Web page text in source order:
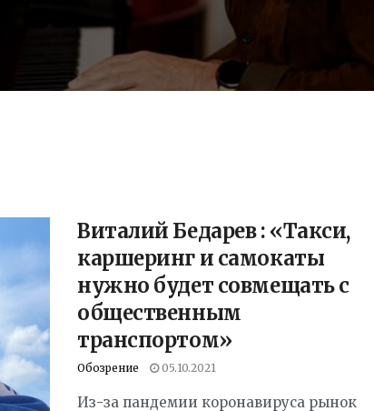
Виталий Бедарев : «Такси,
каршеринг и самокаты
нужно будет совмещать с
общественным
транспортом»
Обозрение 05.10.2021
Из-за пандемии коронавируса рынок